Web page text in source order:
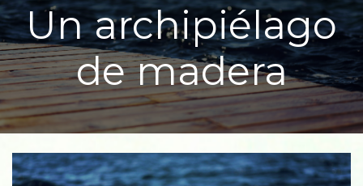
Un archipiélago
de madera